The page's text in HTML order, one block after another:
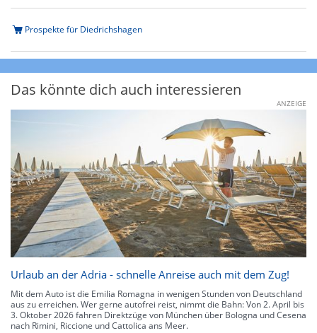
Prospekte für Diedrichshagen
Das könnte dich auch interessieren
ANZEIGE
Urlaub an der Adria - schnelle Anreise auch mit dem Zug!
Mit dem Auto ist die Emilia Romagna in wenigen Stunden von Deutschland
aus zu erreichen. Wer gerne autofrei reist, nimmt die Bahn: Von 2. April bis
3. Oktober 2026 fahren Direktzüge von München über Bologna und Cesena
nach Rimini, Riccione und Cattolica ans Meer.